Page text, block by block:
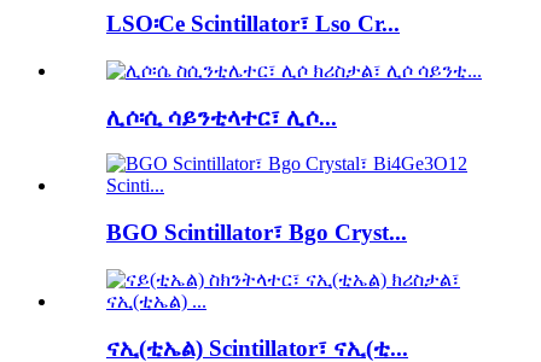
LSO፡Ce Scintillator፣ Lso Cr...
ሊሶ፡ሲ ሳይንቲላተር፣ ሊሶ...
BGO Scintillator፣ Bgo Cryst...
ናኢ(ቲኤል) Scintillator፣ ናኢ(ቲ...